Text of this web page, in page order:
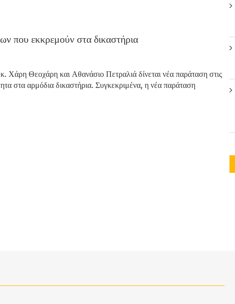
που εκκρεμούν στα δικαστήρια
Θεοχάρη και Αθανάσιο Πετραλιά δίνεται νέα παράταση στις
στα αρμόδια δικαστήρια. Συγκεκριμένα, η νέα παράταση